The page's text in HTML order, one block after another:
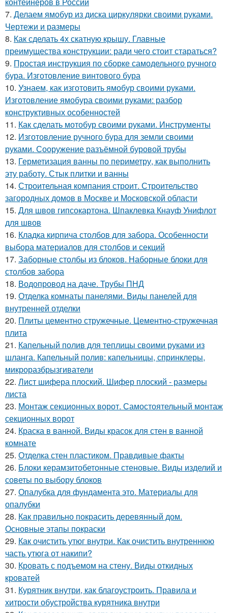
7. Делаем ямобур из диска циркулярки своими руками.
Чертежи и размеры
8. Как сделать 4х скатную крышу. Главные
преимущества конструкции: ради чего стоит стараться?
9. Простая инструкция по сборке самодельного ручного
бура. Изготовление винтового бура
10. Узнаем, как изготовить ямобур своими руками.
Изготовление ямобура своими руками: разбор
конструктивных особенностей
11. Как сделать мотобур своими руками. Инструменты
12. Изготовление ручного бура для земли своими
руками. Сооружение разъёмной буровой трубы
13. Герметизация ванны по периметру, как выполнить
эту работу. Стык плитки и ванны
14. Строительная компания строит. Строительство
загородных домов в Москве и Московской области
15. Для швов гипсокартона. Шпаклевка Кнауф Унифлот
для швов
16. Кладка кирпича столбов для забора. Особенности
выбора материалов для столбов и секций
17. Заборные столбы из блоков. Наборные блоки для
столбов забора
18. Водопровод на даче. Трубы ПНД
19. Отделка комнаты панелями. Виды панелей для
внутренней отделки
20. Плиты цементно стружечные. Цементно-стружечная
плита
21. Капельный полив для теплицы своими руками из
шланга. Капельный полив: капельницы, спринклеры,
микроразбрызгиватели
22. Лист шифера плоский. Шифер плоский - размеры
листа
23. Монтаж секционных ворот. Самостоятельный монтаж
секционных ворот
24. Краска в ванной. Виды красок для стен в ванной
комнате
25. Отделка стен пластиком. Правдивые факты
26. Блоки керамзитобетонные стеновые. Виды изделий и
советы по выбору блоков
27. Опалубка для фундамента это. Материалы для
опалубки
28. Как правильно покрасить деревянный дом.
Основные этапы покраски
29. Как очистить утюг внутри. Как очистить внутреннюю
часть утюга от накипи?
30. Кровать с подъемом на стену. Виды откидных
кроватей
31. Курятник внутри, как благоустроить. Правила и
хитрости обустройства курятника внутри